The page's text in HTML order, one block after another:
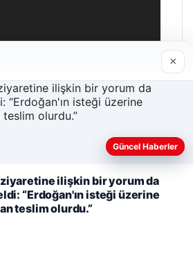
ve geliştirmek amacıyla çerezler
×
Güncel Haberler
ilişkin bir yorum da
“Erdoğan'ın isteği üzerine
teslim olurdu.”